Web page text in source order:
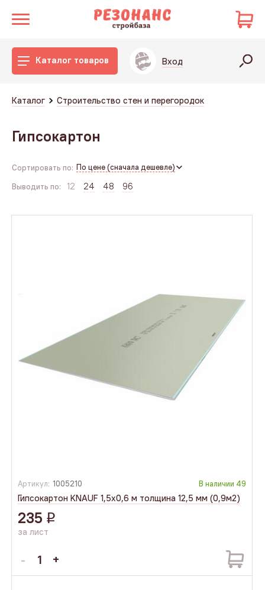
Каталог товаров Вход
Каталог Строительство стен и перегородок
Гипсокартон
Сортировать по: По цене (сначала дешевле)
Выводить по: 12 24 48 96
Артикул: 1005210 В наличии 49
Гипсокартон KNAUF 1,5х0,6 м толщина 12,5 мм (0,9м2)
235 q
за лист